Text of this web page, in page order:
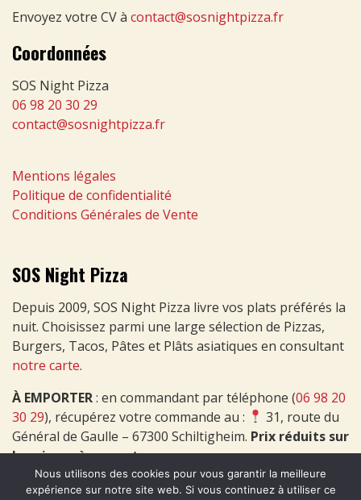
Envoyez votre CV à contact@sosnightpizza.fr
Coordonnées
SOS Night Pizza
06 98 20 30 29
contact@sosnightpizza.fr
Mentions légales
Politique de confidentialité
Conditions Générales de Vente
SOS Night Pizza
Depuis 2009, SOS Night Pizza livre vos plats préférés la
nuit. Choisissez parmi une large sélection de Pizzas,
Burgers, Tacos, Pâtes et Plâts asiatiques en consultant
notre carte.
À EMPORTER: en commandant par téléphone (06 98 20
30 29), récupérez votre commande au :
31, route du
Général de Gaulle – 67300 Schiltigheim. Prix réduits sur
les pizzas à emporter.
Nous utilisons des cookies pour vous garantir la meilleure
expérience sur notre site web. Si vous continuez à utiliser ce